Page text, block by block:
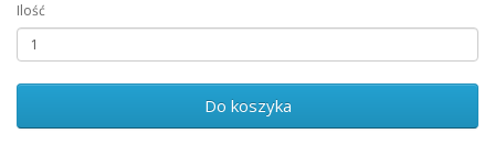
Ilość
Do koszyka